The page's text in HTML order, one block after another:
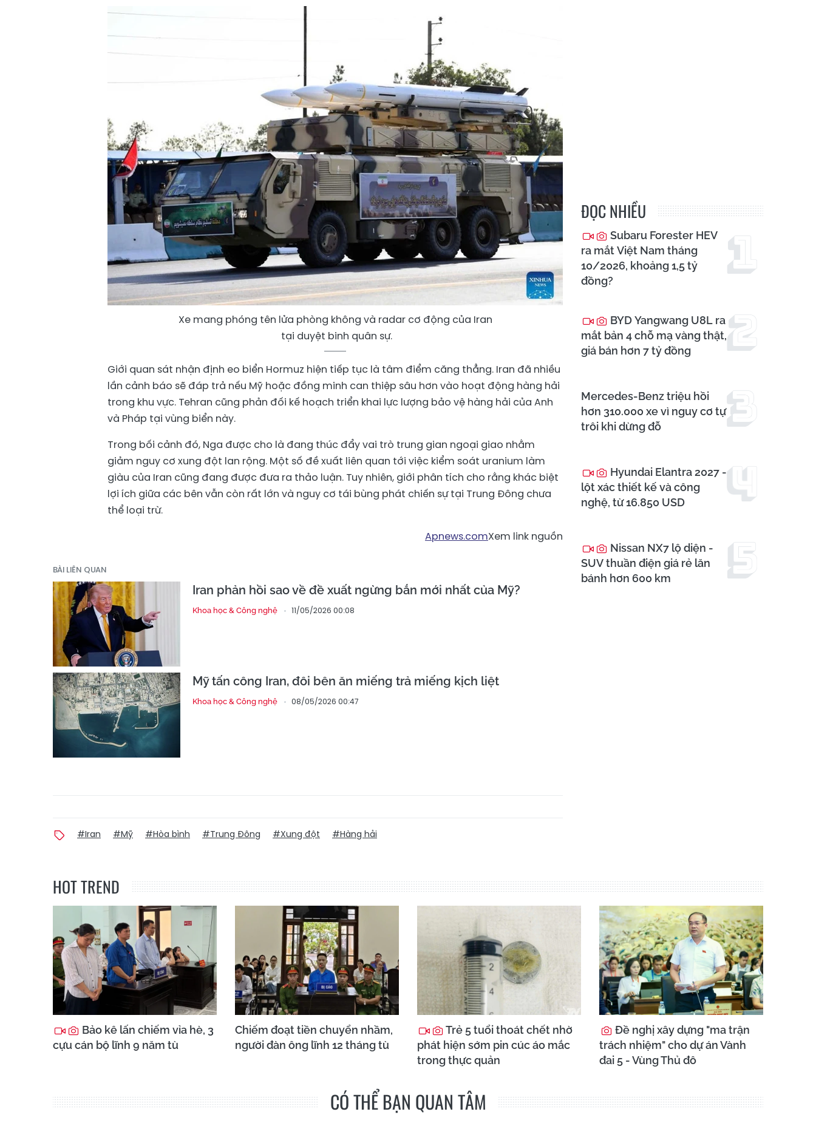
Xe mang phóng tên lửa phòng không và radar cơ động của Iran
tại duyệt binh quân sự.
Giới quan sát nhận định eo biển Hormuz hiện tiếp tục là tâm điểm căng thẳng. Iran đã nhiều
lần cảnh báo sẽ đáp trả nếu Mỹ hoặc đồng minh can thiệp sâu hơn vào hoạt động hàng hải
trong khu vực. Tehran cũng phản đối kế hoạch triển khai lực lượng bảo vệ hàng hải của Anh
và Pháp tại vùng biển này.
Trong bối cảnh đó, Nga được cho là đang thúc đẩy vai trò trung gian ngoại giao nhằm
giảm nguy cơ xung đột lan rộng. Một số đề xuất liên quan tới việc kiểm soát uranium làm
giàu của Iran cũng đang được đưa ra thảo luận. Tuy nhiên, giới phân tích cho rằng khác biệt
lợi ích giữa các bên vẫn còn rất lớn và nguy cơ tái bùng phát chiến sự tại Trung Đông chưa
thể loại trừ.
Apnews.comXem link nguồn
BÀI LIÊN QUAN
Iran phản hồi sao về đề xuất ngừng bắn mới nhất của Mỹ?
Khoa học & Công nghệ 11/05/2026 00:08
Mỹ tấn công Iran, đôi bên ăn miếng trả miếng kịch liệt
Khoa học & Công nghệ 08/05/2026 00:47
#Iran #Mỹ #Hòa bình #Trung Đông #Xung đột #Hàng hải
ĐỌC NHIỀU
Subaru Forester HEV
ra mắt Việt Nam tháng
10/2026, khoảng 1,5 tỷ
đồng?
BYD Yangwang U8L ra
mắt bản 4 chỗ mạ vàng thật,
giá bán hơn 7 tỷ đồng
Mercedes-Benz triệu hồi
hơn 310.000 xe vì nguy cơ tự
trôi khi dừng đỗ
Hyundai Elantra 2027 -
lột xác thiết kế và công
nghệ, từ 16.850 USD
Nissan NX7 lộ diện -
SUV thuần điện giá rẻ lăn
bánh hơn 600 km
HOT TREND
Bảo kê lấn chiếm vỉa hè, 3
cựu cán bộ lĩnh 9 năm tù
Chiếm đoạt tiền chuyển nhầm,
người đàn ông lĩnh 12 tháng tù
Trẻ 5 tuổi thoát chết nhờ
phát hiện sớm pin cúc áo mắc
trong thực quản
Đề nghị xây dựng "ma trận
trách nhiệm" cho dự án Vành
đai 5 - Vùng Thủ đô
CÓ THỂ BẠN QUAN TÂM